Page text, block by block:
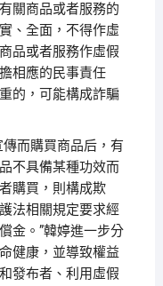
關商品或者服務的
、全面，不得作虛
品或者服務作虛假
相應的民事責任
的，可能構成詐騙
而購買商品后，有
不具備某種功效而
購買，則構成欺
法相關規定要求經
金。”韓婷進一步分
健康，並導致權益
發布者、利用虛假